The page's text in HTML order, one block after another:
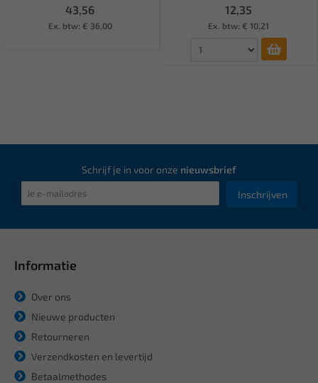
43,56
Ex. btw: € 36,00
12,35
Ex. btw: € 10,21
Schrijf je in voor onze nieuwsbrief
Inschrijven
Informatie
Over ons
Nieuwe producten
Retourneren
Verzendkosten en levertijd
Betaalmethodes